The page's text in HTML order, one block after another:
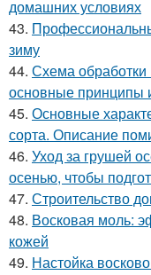
домашних условиях
43.
зиму
44. Схема
основные принципы
45. Основные
сорта. Описание
46. Уход за грушей
осенью, чтобы
47. Строительство
48. Восковая моль:
кожей
49. Настойка